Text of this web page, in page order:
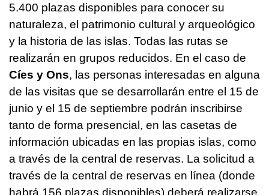
5.400 plazas disponibles para conocer su
naturaleza, el patrimonio cultural y arqueológico
y la historia de las islas. Todas las rutas se
realizarán en grupos reducidos. En el caso de
Cíes y Ons, las personas interesadas en alguna
de las visitas que se desarrollarán entre el 15 de
junio y el 15 de septiembre podrán inscribirse
tanto de forma presencial, en las casetas de
información ubicadas en las propias islas, como
a través de la central de reservas. La solicitud a
través de la central de reservas en línea (donde
habrá 156 plazas disponibles) deberá realizarse